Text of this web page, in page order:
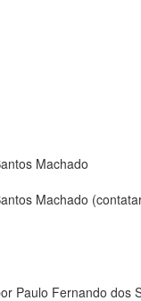
Machado
Machado
Paulo Fernando dos